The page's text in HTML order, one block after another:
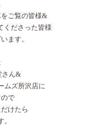
ご覧の皆様&
くださった皆様
ます。
さん&
ムズ所沢店に
で
けたら
。